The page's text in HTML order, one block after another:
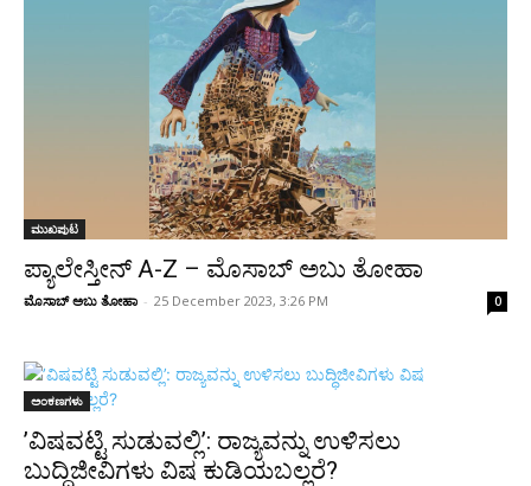
ಮುಖಪುಟ
ಪ್ಯಾಲೇಸ್ತೀನ್ A-Z – ಮೊಸಾಬ್ ಅಬು ತೋಹಾ
ಮೊಸಾಬ್ ಅಬು ತೋಹಾ - 25 December 2023, 3:26 PM 0
ಅಂಕಣಗಳು
’ವಿಷವಟ್ಟಿ ಸುಡುವಲ್ಲಿ’: ರಾಜ್ಯವನ್ನು ಉಳಿಸಲು
ಬುದ್ಧಿಜೀವಿಗಳು ವಿಷ ಕುಡಿಯಬಲ್ಲರೆ?